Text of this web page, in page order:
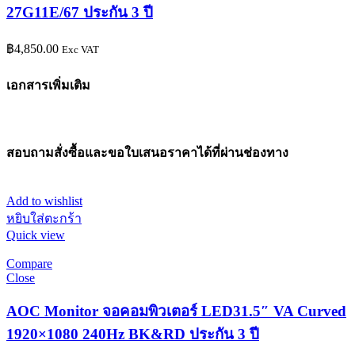
27G11E/67 ประกัน 3 ปี
฿4,850.00 Exc VAT
เอกสารเพิ่มเติม
สอบถามสั่งซื้อและขอใบเสนอราคาได้ที่ผ่านช่องทาง
Add to wishlist
หยิบใส่ตะกร้า
Quick view
Compare
Close
AOC Monitor จอคอมพิวเตอร์ LED31.5″ VA Curved
1920×1080 240Hz BK&RD ประกัน 3 ปี